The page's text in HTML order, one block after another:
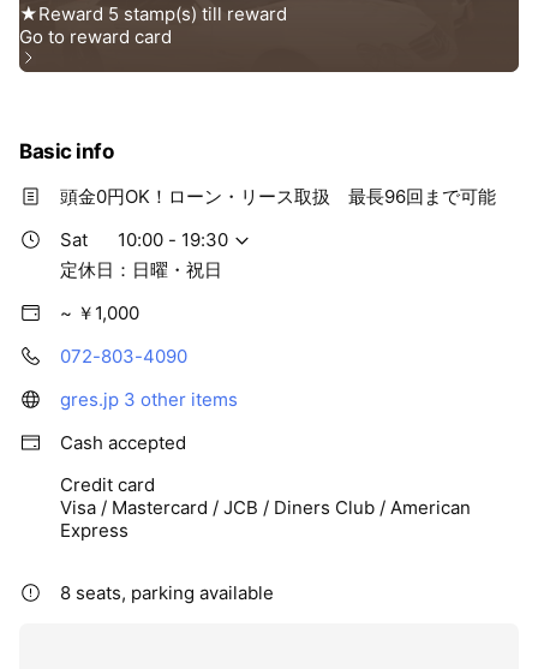
好きであれば問題なし！資格があれば尚良し｡ 自社内で車
検•整備･交換･調整作業をお願いします｡
[休日休暇] 日曜・祝日 夏季休暇・年末年始、その他相
[待遇・福利厚生] 年一回昇給有､社会保険完備､残業なし
Basic info
頭金0円OK！ローン・リース取扱 最長96回まで可能
Sat
10:00 - 19:30
定休日：日曜・祝日
~ ￥1,000
072-803-4090
gres.jp 3 other items
Cash accepted
Credit card
Visa / Mastercard / JCB / Diners Club / American
Express
8 seats, parking available